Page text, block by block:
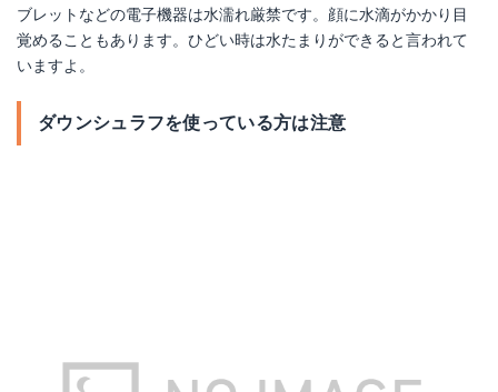
ブレットなどの電子機器は水濡れ厳禁です。顔に水滴がかかり目
覚めることもあります。ひどい時は水たまりができると言われて
いますよ。
ダウンシュラフを使っている方は注意